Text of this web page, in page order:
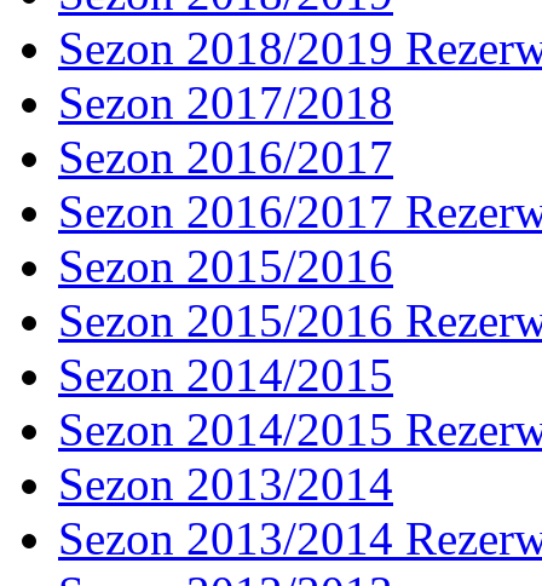
Sezon 2018/2019
Sezon 2017/2018
Sezon 2016/2017
Sezon 2016/2017
Sezon 2015/2016
Sezon 2015/2016
Sezon 2014/2015
Sezon 2014/2015
Sezon 2013/2014
Sezon 2013/2014